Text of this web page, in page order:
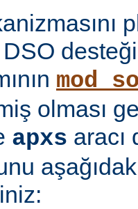
olması
apxs aracı